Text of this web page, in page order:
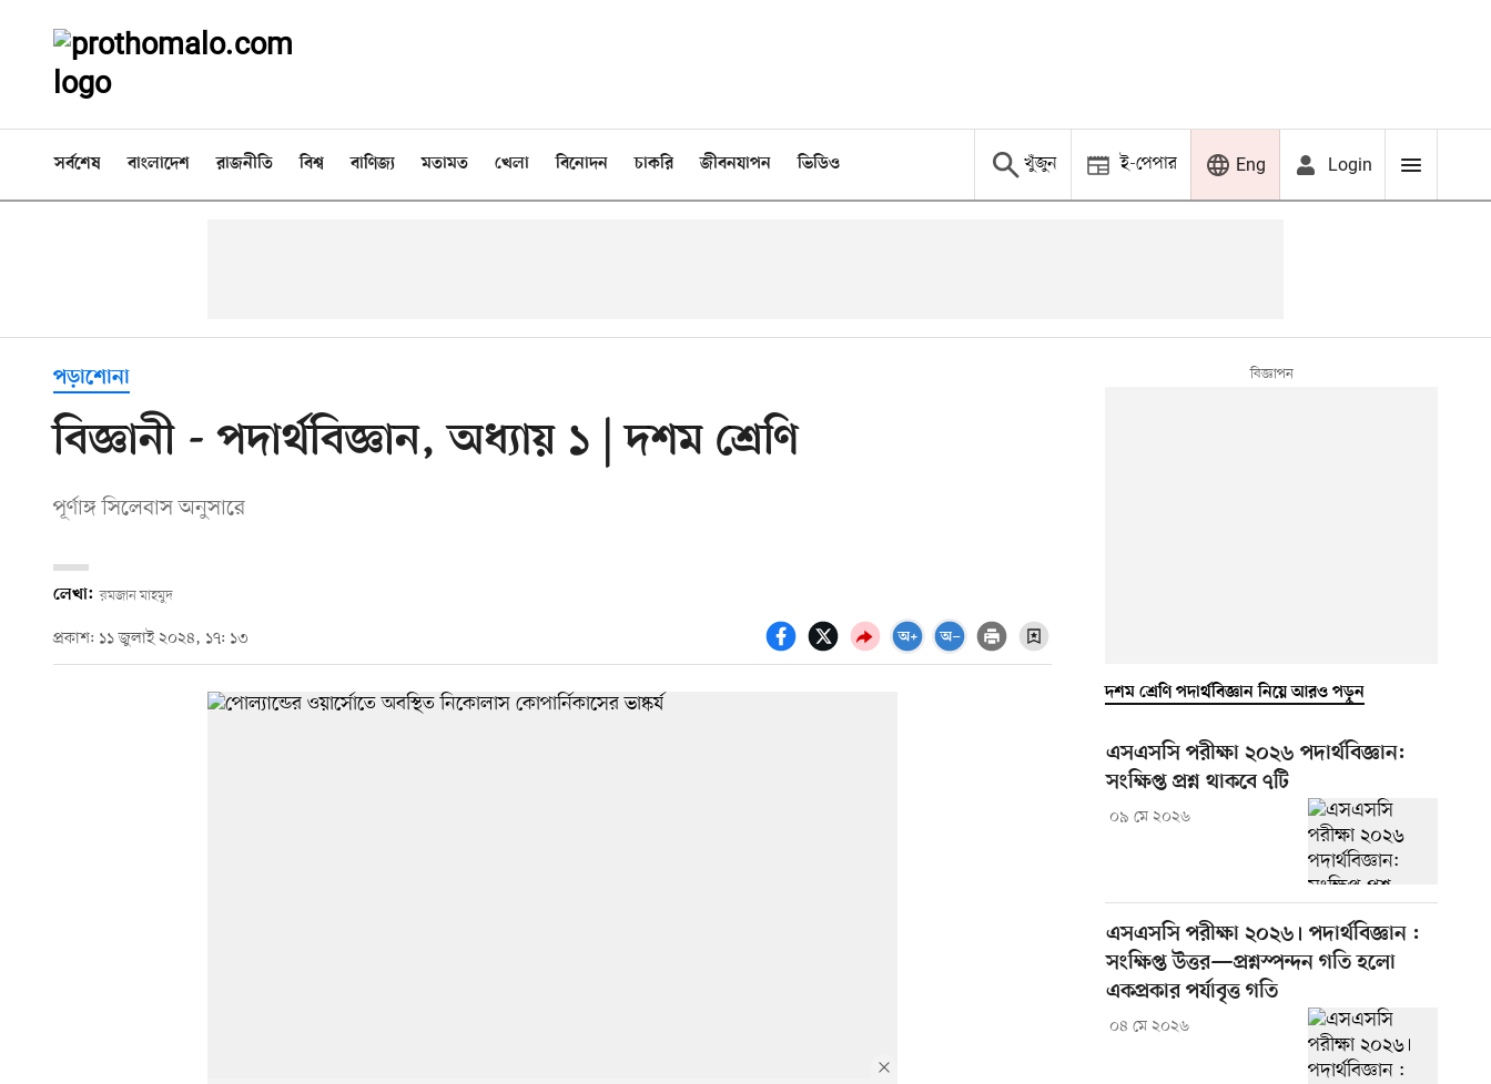
সর্বশেষ বাংলাদেশ রাজনীতি বিশ্ব বাণিজ্য মতামত খেলা বিনোদন চাকরি জীবনযাপন ভিডিও খুঁজুন ই-পেপার Eng Login
পড়াশোনা
বিজ্ঞানী - পদার্থবিজ্ঞান, অধ্যায় ১ | দশম শ্রেণি
পূর্ণাঙ্গ সিলেবাস অনুসারে
লেখা: রমজান মাহমুদ
প্রকাশ: ১১ জুলাই ২০২৪, ১৭: ১৩
দশম শ্রেণি পদার্থবিজ্ঞান নিয়ে আরও পড়ুন
এসএসসি পরীক্ষা ২০২৬ পদার্থবিজ্ঞান:
সংক্ষিপ্ত প্রশ্ন থাকবে ৭টি
০৯ মে ২০২৬
এসএসসি পরীক্ষা ২০২৬। পদার্থবিজ্ঞান :
সংক্ষিপ্ত উত্তর—প্রশ্নস্পন্দন গতি হলো
একপ্রকার পর্যাবৃত্ত গতি
০৪ মে ২০২৬